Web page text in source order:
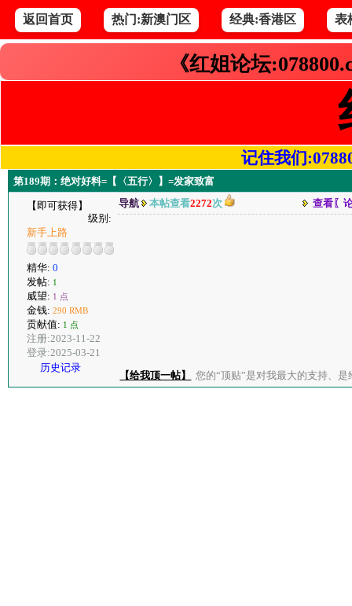
返回首页 热门:新澳门区 经典:香港区 表
《红姐论坛
记住我们
第189期：绝对好料=【〈五行〉】=发家致富
【即可获得】
级别:
新手上路
精华: 0
发帖: 1
威望: 1 点
金钱: 290 RMB
贡献值: 1 点
注册:2023-11-22
登录:2025-03-21
历史记录
导航 本帖查看2272次 查看〖
【给我顶一帖】 您的“顶贴”是对我最大的支持、